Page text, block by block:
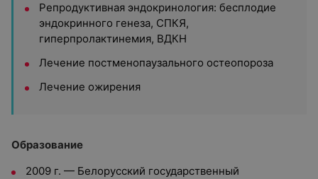
Репродуктивная эндокринология: бесплодие
эндокринного генеза, СПКЯ,
гиперпролактинемия, ВДКН
Лечение постменопаузального остеопороза
Лечение ожирения
Образование
2009 г. — Белорусский государственный